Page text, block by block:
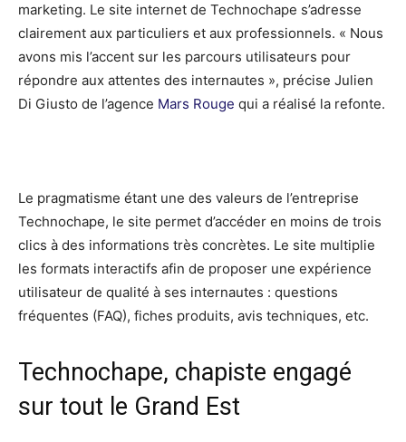
marketing. Le site internet de Technochape s’adresse
clairement aux particuliers et aux professionnels. « Nous
avons mis l’accent sur les parcours utilisateurs pour
répondre aux attentes des internautes », précise Julien
Di Giusto de l’agence Mars Rouge qui a réalisé la refonte.
Le pragmatisme étant une des valeurs de l’entreprise
Technochape, le site permet d’accéder en moins de trois
clics à des informations très concrètes. Le site multiplie
les formats interactifs afin de proposer une expérience
utilisateur de qualité à ses internautes : questions
fréquentes (FAQ), fiches produits, avis techniques, etc.
Technochape, chapiste engagé
sur tout le Grand Est